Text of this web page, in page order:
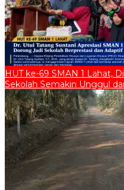
HUT ke-69 SMAN 1 Lahat,
Sekolah Semakin Unggul